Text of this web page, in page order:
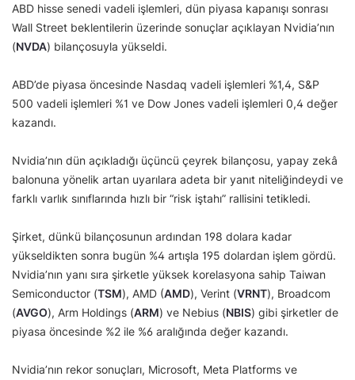
ABD hisse senedi vadeli işlemleri, dün piyasa kapanışı sonrası
Wall Street beklentilerin üzerinde sonuçlar açıklayan Nvidia’nın
(NVDA) bilançosuyla yükseldi.
ABD’de piyasa öncesinde Nasdaq vadeli işlemleri %1,4, S&P
500 vadeli işlemleri %1 ve Dow Jones vadeli işlemleri 0,4 değer
kazandı.
Nvidia’nın dün açıkladığı üçüncü çeyrek bilançosu, yapay zekâ
balonuna yönelik artan uyarılara adeta bir yanıt niteliğindeydi ve
farklı varlık sınıflarında hızlı bir “risk iştahı” rallisini tetikledi.
Şirket, dünkü bilançosunun ardından 198 dolara kadar
yükseldikten sonra bugün %4 artışla 195 dolardan işlem gördü.
Nvidia’nın yanı sıra şirketle yüksek korelasyona sahip Taiwan
Semiconductor (TSM), AMD (AMD), Verint (VRNT), Broadcom
(AVGO), Arm Holdings (ARM) ve Nebius (NBIS) gibi şirketler de
piyasa öncesinde %2 ile %6 aralığında değer kazandı.
Nvidia’nın rekor sonuçları, Microsoft, Meta Platforms ve